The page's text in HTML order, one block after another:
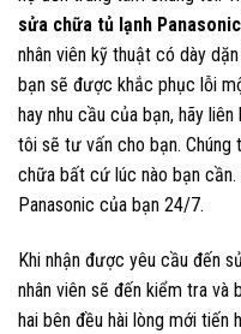
sửa chữa tủ lạnh Panasonic
nhân viên kỹ thuật có dày
bạn sẽ được khắc phục lỗi
hay nhu cầu của bạn, hãy
tôi sẽ tư vấn cho bạn.
chữa bất cứ lúc nào bạn
Panasonic của bạn 24/7.
Khi nhận được yêu cầu đến
nhân viên sẽ đến kiểm tra và
hai bên đều hài lòng mới tiến